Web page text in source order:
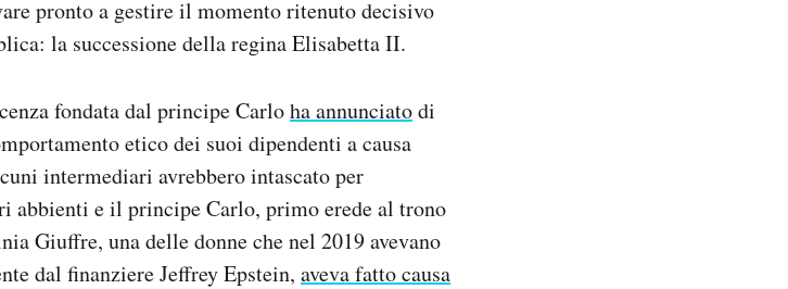
pronto a gestire il momento ritenuto decisivo
la successione della regina Elisabetta II.
fondata dal principe Carloha annunciatodi
etico dei suoi dipendenti a causa
intermediari avrebbero intascato per
abbienti e il principe Carlo, primo erede al trono
Giuffre, una delle donne che nel 2019 avevano
dal finanziere Jeffrey Epstein, aveva fatto causa